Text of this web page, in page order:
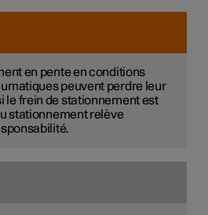
en pente en conditions
peuvent perdre leur
le frein de stationnement est
stationnement relève